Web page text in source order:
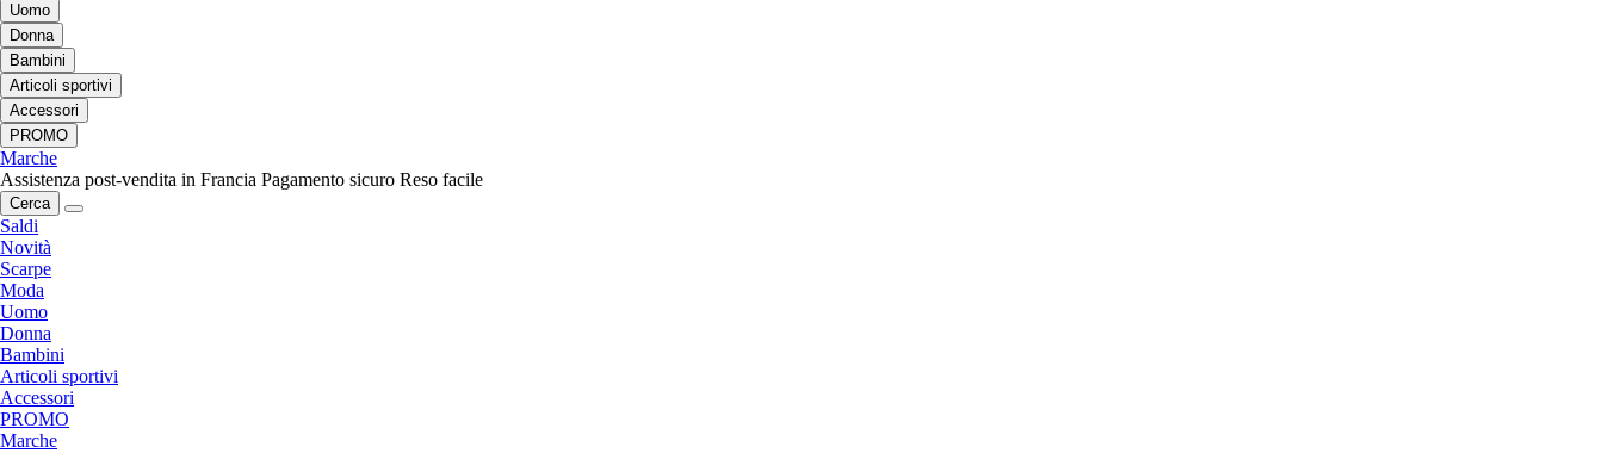
Uomo
Donna
Bambini
Articoli sportivi
Accessori
PROMO
Marche
Assistenza post-vendita in Francia Pagamento sicuro Reso facile
Cerca
Saldi
Novità
Scarpe
Moda
Uomo
Donna
Bambini
Articoli sportivi
Accessori
PROMO
Marche